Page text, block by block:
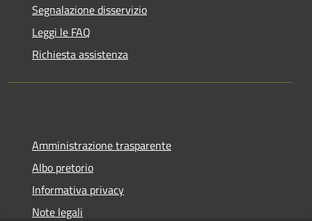
Segnalazione disservizio
Leggi le FAQ
Richiesta assistenza
Amministrazione trasparente
Albo pretorio
Informativa privacy
Note legali